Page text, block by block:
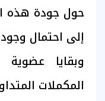
حول جودة هذه
إلى احتمال
وبقايا
المكملات